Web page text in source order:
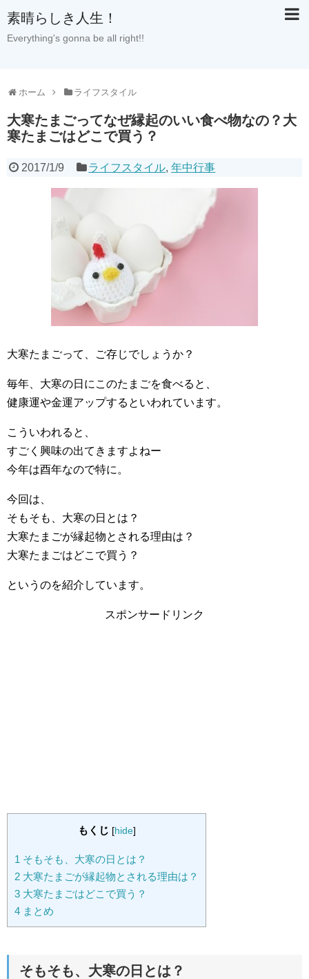
素晴らしき人生！
Everything's gonna be all right!!
ホーム ライフスタイル
大寒たまごってなぜ縁起のいい食べ物なの？大
寒たまごはどこで買う？
2017/1/9 ライフスタイル,年中行事
大寒たまごって、ご存じでしょうか？
毎年、大寒の日にこのたまごを食べると、
健康運や金運アップするといわれています。
こういわれると、
すごく興味の出てきますよねー
今年は酉年なので特に。
今回は、
そもそも、大寒の日とは？
大寒たまごが縁起物とされる理由は？
大寒たまごはどこで買う？
というのを紹介しています。
スポンサードリンク
もくじ [hide]
1 そもそも、大寒の日とは？
2 大寒たまごが縁起物とされる理由は？
3 大寒たまごはどこで買う？
4 まとめ
そもそも、大寒の日とは？